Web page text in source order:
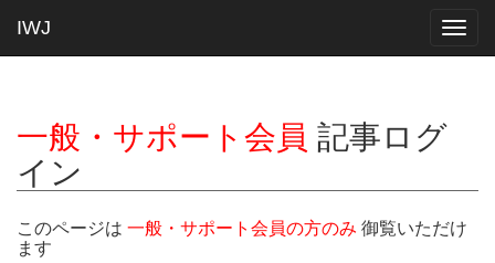
IWJ
一般・サポート会員 記事ログ
イン
このページは 一般・サポート会員の方のみ 御覧いただけ
ます